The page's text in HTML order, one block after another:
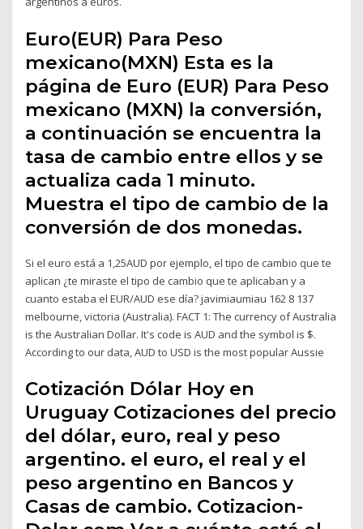
Euro(EUR) Para Peso
mexicano(MXN) Esta es la
página de Euro (EUR) Para Peso
mexicano (MXN) la conversión,
a continuación se encuentra la
tasa de cambio entre ellos y se
actualiza cada 1 minuto.
Muestra el tipo de cambio de la
conversión de dos monedas.
Si el euro está a 1,25AUD por ejemplo, el tipo de cambio que te
aplican ¿te miraste el tipo de cambio que te aplicaban y a
cuanto estaba el EUR/AUD ese día? javimiaumiau 162 8 137
melbourne, victoria (Australia). FACT 1: The currency of Australia
is the Australian Dollar. It's code is AUD and the symbol is $.
According to our data, AUD to USD is the most popular Aussie
Cotización Dólar Hoy en
Uruguay Cotizaciones del precio
del dólar, euro, real y peso
argentino. el euro, el real y el
peso argentino en Bancos y
Casas de cambio. Cotizacion-